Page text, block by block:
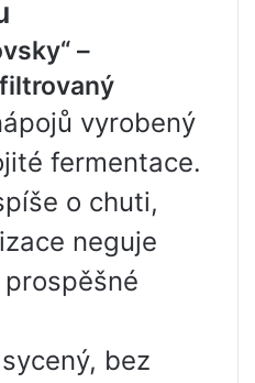
–
vyrobený
fermentace.
o chuti,
neguje
bez